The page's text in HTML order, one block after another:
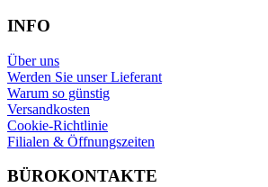
INFO
Über uns
Werden Sie unser Lieferant
Warum so günstig
Versandkosten
Cookie-Richtlinie
Filialen & Öffnungszeiten
BÜROKONTAKTE